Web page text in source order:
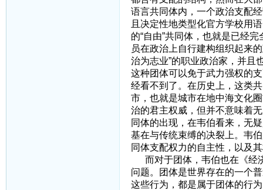
语言共同体内，一个政治支配
且决定性地类型化官方学校用
的“自由”共同体，也就是已经
员在政治上自行建构组织起来
治为志业”的职业政治家，并且
这种团体可以免于武力强权的
经看不到了。在历史上，这类
市，也就是城市在地中海文化
治的君主权威，但并不意味着
同体的出现，在韦伯看来，无
基在与传统束缚的决裂上。韦
同体支配权力的自主性，以及
而对于团体，韦伯也在《经济
问题。团体是世界存在的一个
这些行为，都是属于团体的行